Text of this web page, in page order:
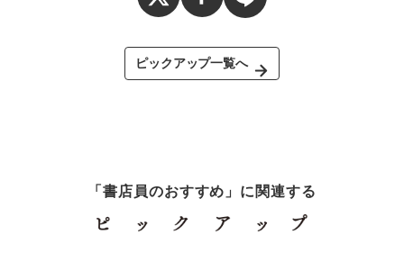
ピックアップ一覧へ
「書店員のおすすめ」に関連する